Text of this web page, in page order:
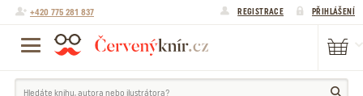
+420 775 281 837 REGISTRACE PŘIHLÁŠENÍ